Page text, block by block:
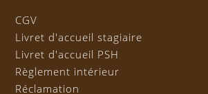
CGV
Livret d'accueil stagiaire
Livret d'accueil PSH
Règlement intérieur
Réclamation